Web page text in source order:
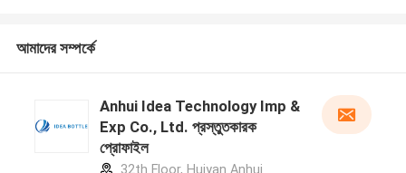
আমাদের সম্পর্কে
Anhui Idea Technology Imp &
Exp Co., Ltd. প্রস্তুতকারক
প্রোফাইল
32th Floor, Huiyan Anhui